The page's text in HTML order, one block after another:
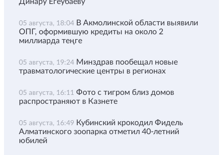
Динару Егеубаеву
05 августа, 18:04 В Акмолинской области выявили
ОПГ, оформившую кредиты на около 2
миллиарда теңге
05 августа, 19:24 Минздрав пообещал новые
травматологические центры в регионах
05 августа, 16:11 Фото с тигром близ домов
распространяют в Казнете
05 августа, 16:49 Кубинский крокодил Фидель
Алматинского зоопарка отметил 40-летний
юбилей